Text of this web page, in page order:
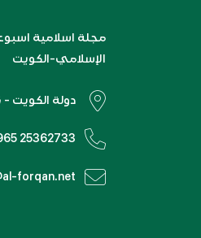
مجلة اسلامية
الإسلامي-الكويت
دولة الكويت -
25362733
forqan.net